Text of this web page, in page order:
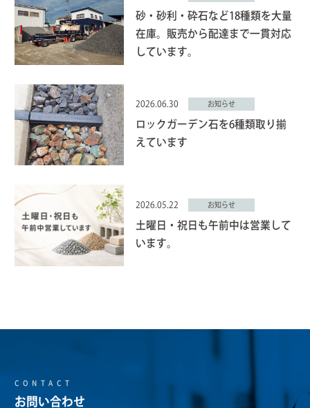
砂・砂利・砕石など18種類を大量
在庫。販売から配達まで一貫対応
しています。
2026.06.30 お知らせ
ロックガーデン石を6種類取り揃
えています
2026.05.22 お知らせ
土曜日・祝日も午前中は営業して
います。
CONTACT
お問い合わせ